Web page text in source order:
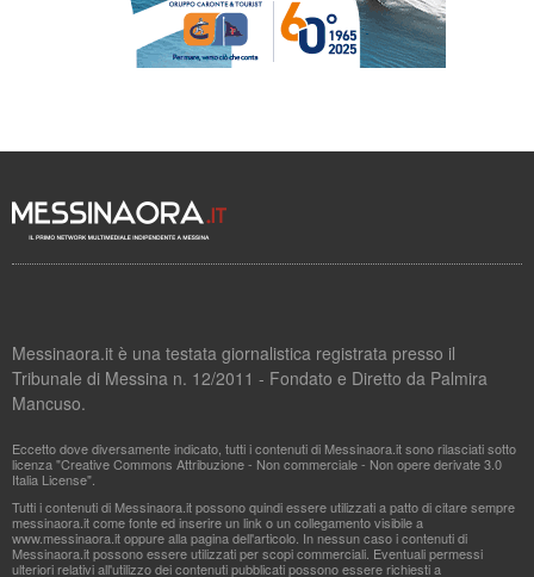
Messinaora.it è una testata giornalistica registrata presso il
Tribunale di Messina n. 12/2011 - Fondato e Diretto da Palmira
Mancuso.
Eccetto dove diversamente indicato, tutti i contenuti di Messinaora.it sono rilasciati sotto
licenza "Creative Commons Attribuzione - Non commerciale - Non opere derivate 3.0
Italia License".
Tutti i contenuti di Messinaora.it possono quindi essere utilizzati a patto di citare sempre
messinaora.it come fonte ed inserire un link o un collegamento visibile a
www.messinaora.it oppure alla pagina dell'articolo. In nessun caso i contenuti di
Messinaora.it possono essere utilizzati per scopi commerciali. Eventuali permessi
ulteriori relativi all'utilizzo dei contenuti pubblicati possono essere richiesti a